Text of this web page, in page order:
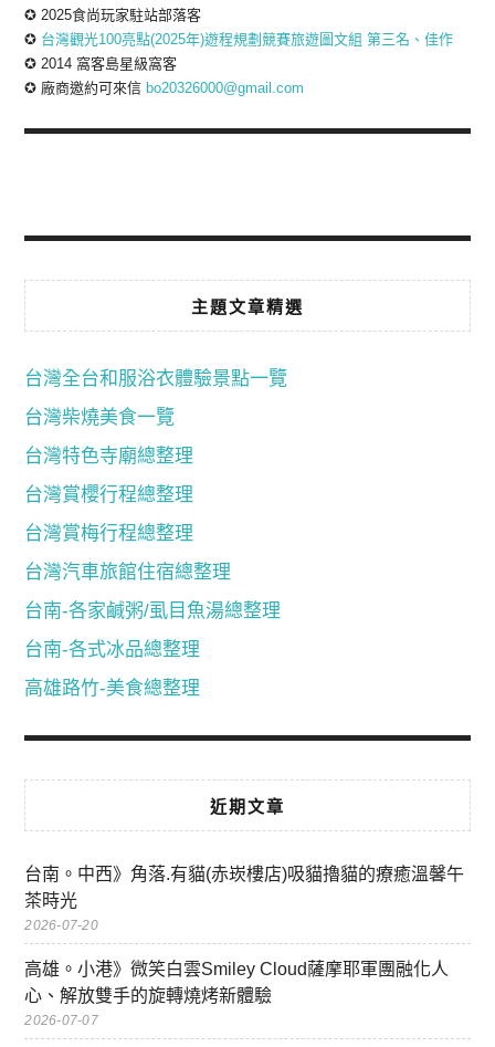
✪ 2025食尚玩家駐站部落客
✪ 台灣觀光100亮點(2025年)遊程規劃競賽旅遊圖文組 第三名、佳作
✪ 2014 窩客島星級窩客
✪ 廠商邀約可來信 bo20326000@gmail.com
主題文章精選
台灣全台和服浴衣體驗景點一覽
台灣柴燒美食一覽
台灣特色寺廟總整理
台灣賞櫻行程總整理
台灣賞梅行程總整理
台灣汽車旅館住宿總整理
台南-各家鹹粥/虱目魚湯總整理
台南-各式冰品總整理
高雄路竹-美食總整理
近期文章
台南。中西》角落.有貓(赤崁樓店)吸貓擼貓的療癒溫馨午
茶時光
2026-07-20
高雄。小港》微笑白雲Smiley Cloud薩摩耶軍團融化人
心、解放雙手的旋轉燒烤新體驗
2026-07-07